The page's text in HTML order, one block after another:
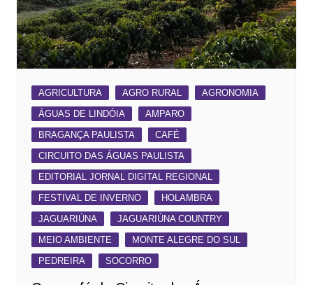
AGRICULTURA AGRO RURAL
AGRONOMIA
ÁGUAS DE LINDÓIA
AMPARO
BRAGANÇA PAULISTA
CAFÉ
CIRCUITO DAS ÁGUAS PAULISTA
EDITORIAL JORNAL DIGITAL REGIONAL
FESTIVAL DE INVERNO
HOLAMBRA
JAGUARIÚNA
JAGUARIÚNA COUNTRY
MEIO AMBIENTE
MONTE ALEGRE DO SUL
PEDREIRA
SOCORRO